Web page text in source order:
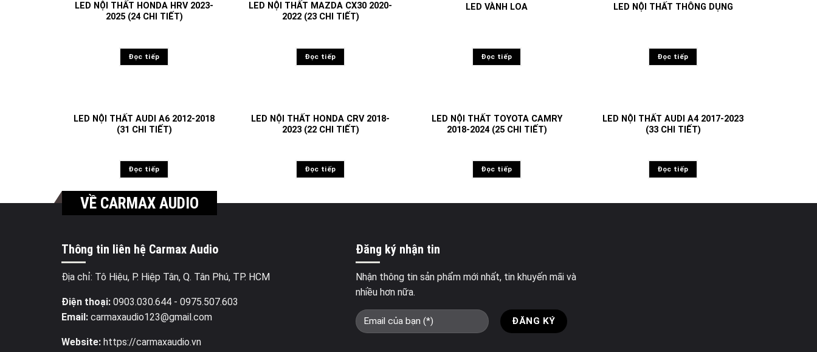
LED NỘI THẤT HONDA HRV 2023-
2025 (24 CHI TIẾT)
Đọc tiếp
LED NỘI THẤT MAZDA CX30 2020-
2022 (23 CHI TIẾT)
Đọc tiếp
LED VÀNH LOA
Đọc tiếp
LED NỘI THẤT THÔNG DỤNG
Đọc tiếp
LED NỘI THẤT AUDI A6 2012-2018
(31 CHI TIẾT)
Đọc tiếp
LED NỘI THẤT HONDA CRV 2018-
2023 (22 CHI TIẾT)
Đọc tiếp
LED NỘI THẤT TOYOTA CAMRY
2018-2024 (25 CHI TIẾT)
Đọc tiếp
LED NỘI THẤT AUDI A4 2017-2023
(33 CHI TIẾT)
Đọc tiếp
VỀ CARMAX AUDIO
Thông tin liên hệ Carmax Audio
Địa chỉ: Tô Hiệu, P. Hiệp Tân, Q. Tân Phú, TP. HCM
Điện thoại: 0903.030.644- 0975.507.603
Email:carmaxaudio123@gmail.com
Website:https://carmaxaudio.vn
Đăng ký nhận tin
Nhận thông tin sản phẩm mới nhất, tin khuyến mãi và
nhiều hơn nữa.